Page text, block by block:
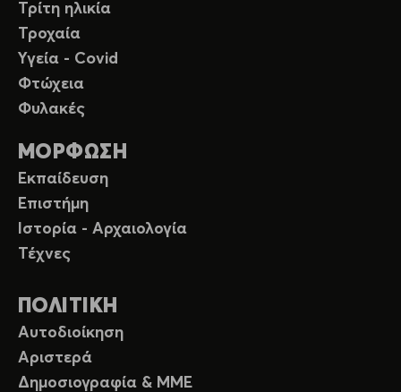
Τρίτη ηλικία
Τροχαία
Υγεία - Covid
Φτώχεια
Φυλακές
ΜΟΡΦΩΣΗ
Εκπαίδευση
Επιστήμη
Ιστορία - Αρχαιολογία
Τέχνες
ΠΟΛΙΤΙΚΗ
Αυτοδιοίκηση
Αριστερά
Δημοσιογραφία & ΜΜΕ